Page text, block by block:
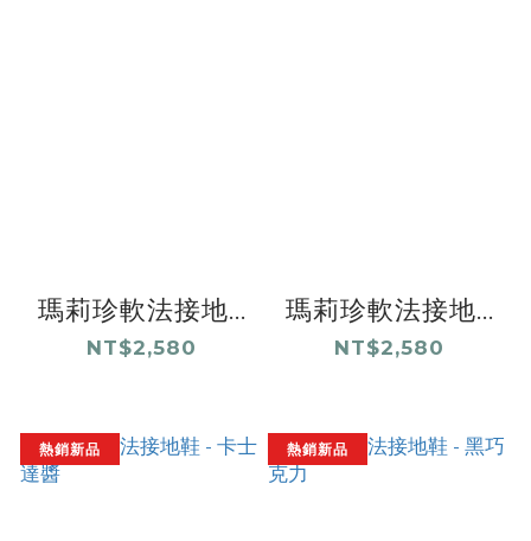
瑪莉珍軟法接地...
NT$2,580
瑪莉珍軟法接地...
NT$2,580
熱銷新品 熱銷新品